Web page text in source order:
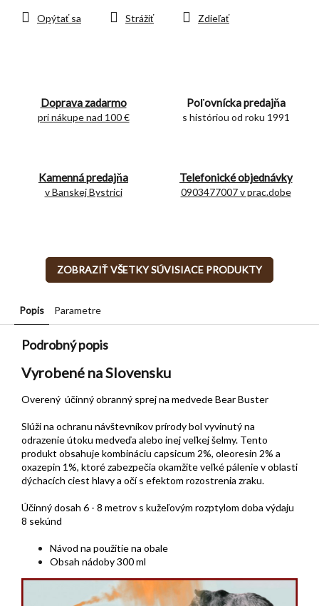
Doprava zadarmo
pri nákupe nad 100 €
Poľovnícka predajňa
s históriou od roku 1991
Kamenná predajňa
v Banskej Bystrici
Telefonické objednávky
0903477007 v prac.dobe
Opýtať sa Strážiť Zdieľať
ZOBRAZIŤ VŠETKY SÚVISIACE PRODUKTY
Popis Parametre
Podrobný popis
Vyrobené na Slovensku
Overený účinný obranný sprej na medvede Bear Buster
Slúži na ochranu návštevníkov prírody bol vyvinutý na
odrazenie útoku medveďa alebo inej veľkej šelmy. Tento
produkt obsahuje kombináciu capsicum 2%, oleoresin 2% a
oxazepin 1%, ktoré zabezpečia okamžite veľké pálenie v oblasti
dýchacích ciest hlavy a očí s efektom rozostrenia zraku.
Účinný dosah 6 - 8 metrov s kužeľovým rozptylom doba výdaju
8 sekúnd
Návod na použitie na obale
Obsah nádoby 300 ml